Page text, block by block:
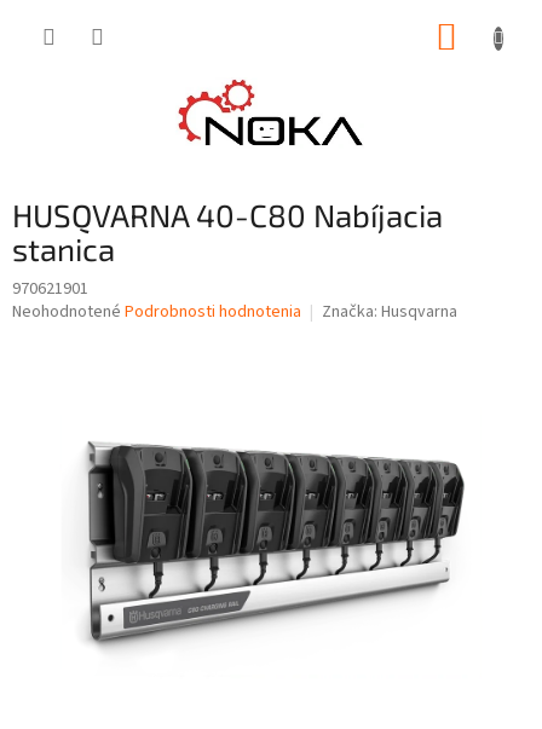
HUSQVARNA 40-C80 Nabíjacia
stanica
970621901
Priemerné
hviezdičiek.
Neohodnotené Podrobnosti hodnotenia Značka: Husqvarna